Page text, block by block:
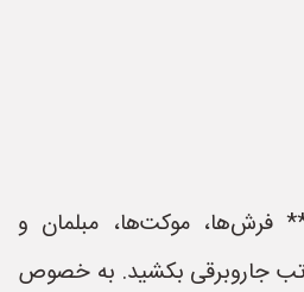
فرش‌ها، موکت‌ها، مبلمان و
جاروبرقی بکشید. به خصوص